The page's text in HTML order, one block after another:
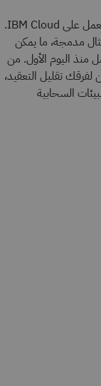
ترث تلقائيًا هذا الأساس الأمني القوي عند نشر أعباء العمل على IBM Cloud.
مدمجة، ما يمكن
اليوم الأول. من
تقليل التعقيد،
السحابية